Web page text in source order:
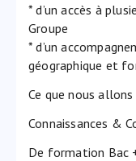
* d’un accès à
Groupe
* d’un
géographique et
Ce que nous
Connaissances &
De formation Bac